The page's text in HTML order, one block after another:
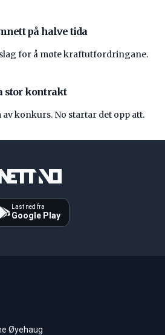
på halve tida
for å møte kraftutfordringane.
stor kontrakt
konkurs. No startar det opp att.
Last ned fra
Google Play
Øyehaug